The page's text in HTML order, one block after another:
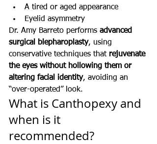
A tired or aged appearance
Eyelid asymmetry
Dr. Amy Barreto performs advanced
surgical blepharoplasty, using
conservative techniques that rejuvenate
the eyes without hollowing them or
altering facial identity, avoiding an
“over-operated” look.
What is Canthopexy and
when is it
recommended?